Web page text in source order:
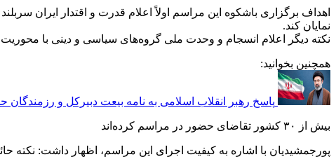
اهداف برگزاری باشکوه این مراسم اولاً اعلام قدرت و اقتدار ایران
نمایان کند.
نکته دیگر اعلام انسجام و وحدت ملی گروه‌های سیاسی و دینی با
همچنین بخوانید:
پاسخ رهبر انقلاب اسلامی به نامه بیعت دبیرکل و رزمندگان
بیش از ۳۰ کشور تقاضای حضور در مراسم کرده‌اند
پورجمشیدیان با اشاره به کیفیت اجرای این مراسم، اظهار داشت: